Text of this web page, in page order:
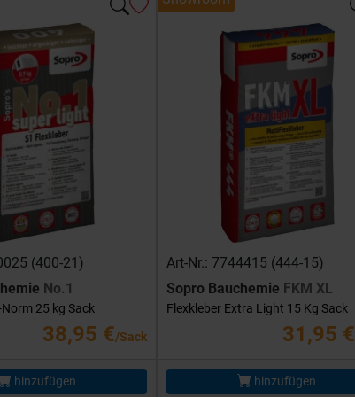
(400-21)
No.1
25 kg Sack
38,95 €/Sack
hinzufügen
Art-Nr.: 7744415 (444-15)
Sopro Bauchemie FKM XL
Flexkleber Extra Light 15 Kg Sack
31,95 €
hinzufügen